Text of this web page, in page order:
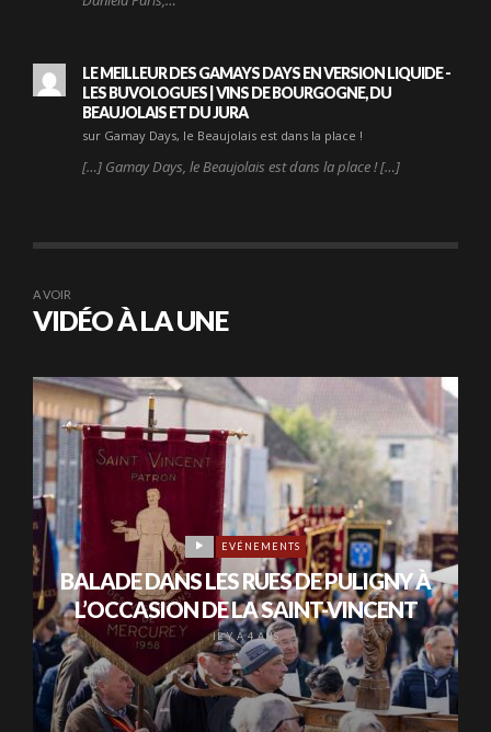
LE MEILLEUR DES GAMAYS DAYS EN VERSION LIQUIDE -
LES BUVOLOGUES | VINS DE BOURGOGNE, DU
BEAUJOLAIS ET DU JURA
sur Gamay Days, le Beaujolais est dans la place !
[…] Gamay Days, le Beaujolais est dans la place ! […]
A VOIR
VIDÉO À LA UNE
EVÉNEMENTS
BALADE DANS LES RUES DE PULIGNY À
L’OCCASION DE LA SAINT-VINCENT
IL Y A 4 ANS